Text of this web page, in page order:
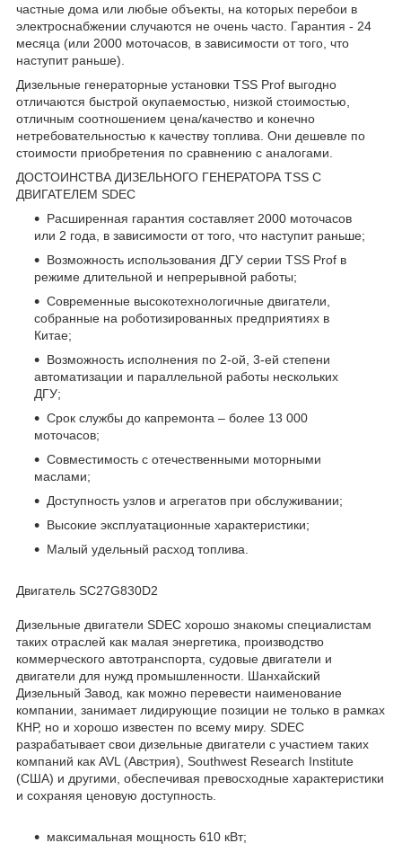
частные дома или любые объекты, на которых перебои в
электроснабжении случаются не очень часто. Гарантия - 24
месяца (или 2000 моточасов, в зависимости от того, что
наступит раньше).
Дизельные генераторные установки TSS Prof выгодно
отличаются быстрой окупаемостью, низкой стоимостью,
отличным соотношением цена/качество и конечно
нетребовательностью к качеству топлива. Они дешевле по
стоимости приобретения по сравнению с аналогами.
ДОСТОИНСТВА ДИЗЕЛЬНОГО ГЕНЕРАТОРА TSS С
ДВИГАТЕЛЕМ SDEC
Расширенная гарантия составляет 2000 моточасов
или 2 года, в зависимости от того, что наступит раньше;
Возможность использования ДГУ серии TSS Prof в
режиме длительной и непрерывной работы;
Современные высокотехнологичные двигатели,
собранные на роботизированных предприятиях в
Китае;
Возможность исполнения по 2-ой, 3-ей степени
автоматизации и параллельной работы нескольких
ДГУ;
Срок службы до капремонта – более 13 000
моточасов;
Совместимость с отечественными моторными
маслами;
Доступность узлов и агрегатов при обслуживании;
Высокие эксплуатационные характеристики;
Малый удельный расход топлива.
Двигатель SC27G830D2
Дизельные двигатели SDEC хорошо знакомы специалистам
таких отраслей как малая энергетика, производство
коммерческого автотранспорта, судовые двигатели и
двигатели для нужд промышленности. Шанхайский
Дизельный Завод, как можно перевести наименование
компании, занимает лидирующие позиции не только в рамках
КНР, но и хорошо известен по всему миру. SDEC
разрабатывает свои дизельные двигатели с участием таких
компаний как AVL (Австрия), Southwest Research Institute
(США) и другими, обеспечивая превосходные характеристики
и сохраняя ценовую доступность.
максимальная мощность 610 кВт;